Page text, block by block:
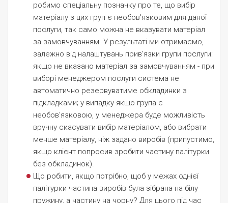
робимо спеціальну позначку про те, що вибір
матеріалу з цих груп є необов'язковим для даної
послуги, так само можна не вказувати матеріал
за замовчуванням. У результаті ми отримаємо,
залежно від налаштувань прив'язки групи послуги:
якщо не вказано матеріал за замовчуванням - при
виборі менеджером послуги система не
автоматично резервуватиме обкладинки з
підкладками; у випадку якщо група є
необов'язковою, у менеджера буде можливість
вручну скасувати вибір матеріалом, або вибрати
менше матеріалу, ніж задано виробів (припустимо,
якщо клієнт попросив зробити частину палітурки
без обкладинок).
Що робити, якщо потрібно, щоб у межах однієї
палітурки частина виробів була зібрана на білу
пружину, а частину на чорну? Для цього під час